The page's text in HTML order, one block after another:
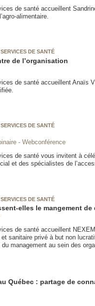
de santé accueillent
alimentaire.
DE SANTÉ
de l’organisation
de santé accueillent Anaïs
DE SANTÉ
- Webconférence
de santé vous invitent à
et des spécialistes de
DE SANTÉ
elles le mangement de
de santé accueillent
sanitaire privé à but non
management au sein des
Québec : partage de